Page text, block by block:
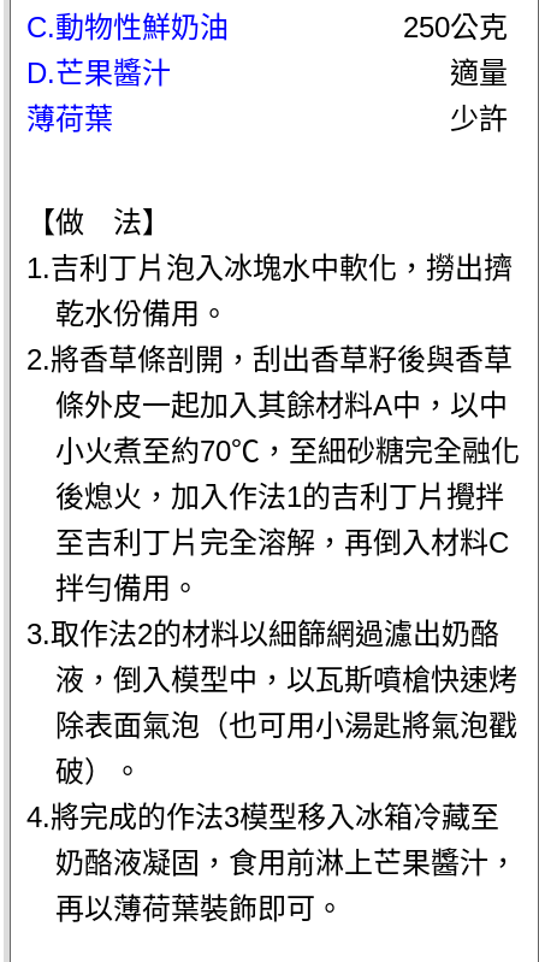
C.動物性鮮奶油
250公克
D.芒果醬汁
適量
薄荷葉
少許
【做 法】
1.吉利丁片泡入冰塊水中軟化，撈出擠
乾水份備用。
2.將香草條剖開，刮出香草籽後與香草
條外皮一起加入其餘材料A中，以中
小火煮至約70℃，至細砂糖完全融化
後熄火，加入作法1的吉利丁片攪拌
至吉利丁片完全溶解，再倒入材料C
拌勻備用。
3.取作法2的材料以細篩網過濾出奶酪
液，倒入模型中，以瓦斯噴槍快速烤
除表面氣泡（也可用小湯匙將氣泡戳
破）。
4.將完成的作法3模型移入冰箱冷藏至
奶酪液凝固，食用前淋上芒果醬汁，
再以薄荷葉裝飾即可。